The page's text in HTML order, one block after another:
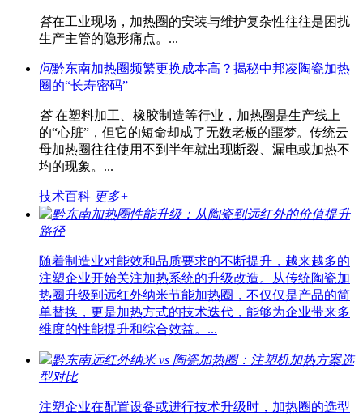
答在工业现场，加热圈的安装与维护复杂性往往是困扰
生产主管的隐形痛点。...
问黔东南加热圈频繁更换成本高？揭秘中邦凌陶瓷加热
圈的“长寿密码”
答在塑料加工、橡胶制造等行业，加热圈是生产线上
的“心脏”，但它的短命却成了无数老板的噩梦。传统云
母加热圈往往使用不到半年就出现断裂、漏电或加热不
均的现象。...
技术百科 更多+
黔东南加热圈性能升级：从陶瓷到远红外的价值提升
路径
随着制造业对能效和品质要求的不断提升，越来越多的
注塑企业开始关注加热系统的升级改造。从传统陶瓷加
热圈升级到远红外纳米节能加热圈，不仅仅是产品的简
单替换，更是加热方式的技术迭代，能够为企业带来多
维度的性能提升和综合效益。...
黔东南远红外纳米 vs 陶瓷加热圈：注塑机加热方案选
型对比
注塑企业在配置设备或进行技术升级时，加热圈的选型